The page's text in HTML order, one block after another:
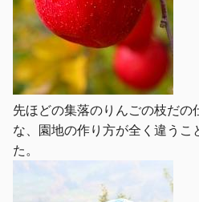
先ほどの集落のりんごの枝だの
な、園地の作り方が全く違うこ
た。